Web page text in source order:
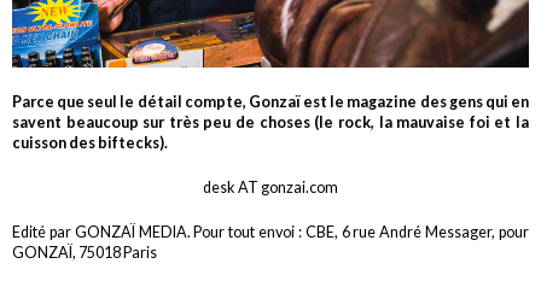
Parce que seul le détail compte, Gonzaï est le magazine des gens qui en
savent beaucoup sur très peu de choses (le rock, la mauvaise foi et la
cuisson des biftecks).
desk AT gonzai.com
Edité par GONZAÏ MEDIA. Pour tout envoi : CBE, 6 rue André Messager, pour
GONZAÏ, 75018 Paris